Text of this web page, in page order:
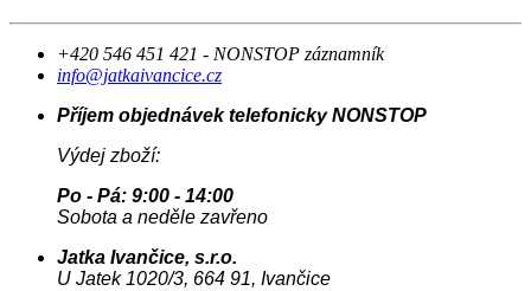
+420 546 451 421 - NONSTOP záznamník
info@jatkaivancice.cz
Příjem objednávek telefonicky NONSTOP
Výdej zboží:
Po - Pá: 9:00 - 14:00
Sobota a neděle zavřeno
Jatka Ivančice, s.r.o.
U Jatek 1020/3, 664 91, Ivančice